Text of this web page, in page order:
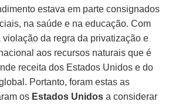
estava em parte consignados
na saúde e na educação. Com
violação da regra da privatização e
aos recursos naturais que é
receita dos Estados Unidos e do
Portanto, foram estas as
os Estados Unidos a considerar